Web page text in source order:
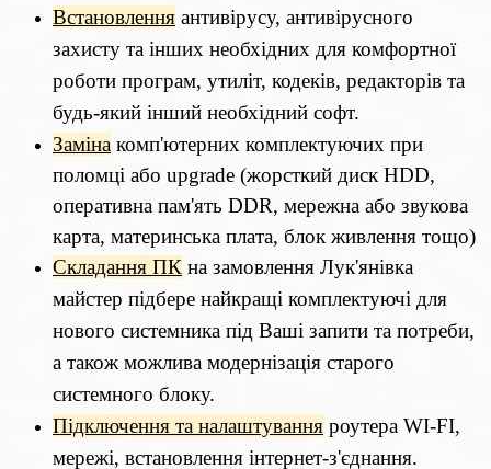
Встановлення антивірусу, антивірусного
захисту та інших необхідних для комфортної
роботи програм, утиліт, кодеків, редакторів та
будь-який інший необхідний софт.
Заміна комп'ютерних комплектуючих при
поломці або upgrade (жорсткий диск HDD,
оперативна пам'ять DDR, мережна або звукова
карта, материнська плата, блок живлення тощо)
Складання ПК на замовлення Лук'янівка
майстер підбере найкращі комплектуючі для
нового системника під Ваші запити та потреби,
а також можлива модернізація старого
системного блоку.
Підключення та налаштування роутера WI-FI,
мережі, встановлення інтернет-з'єднання.